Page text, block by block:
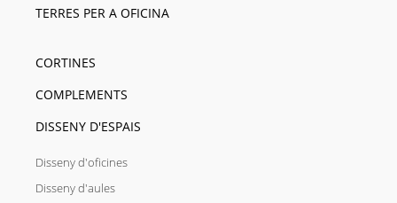
TERRES PER A OFICINA
CORTINES
COMPLEMENTS
DISSENY D'ESPAIS
Disseny d'oficines
Disseny d'aules